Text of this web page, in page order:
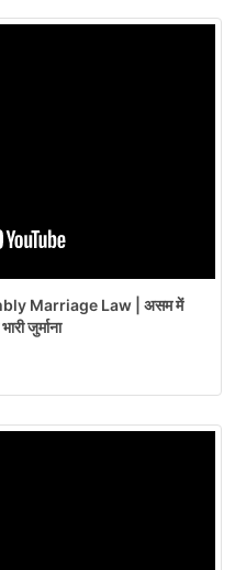
Marriage Law | असम में
जुर्माना